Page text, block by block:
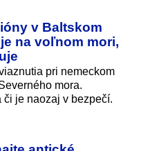
v Baltskom
na voľnom mori,
pri nemeckom
mora.
je naozaj v bezpečí.